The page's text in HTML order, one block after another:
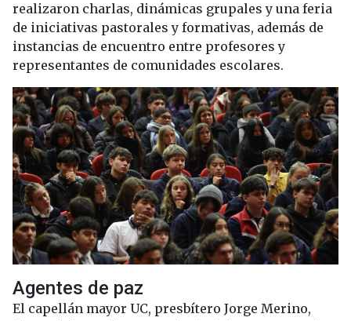
realizaron charlas, dinámicas grupales y una feria
de iniciativas pastorales y formativas, además de
instancias de encuentro entre profesores y
representantes de comunidades escolares.
Agentes de paz
El capellán mayor UC, presbítero Jorge Merino,